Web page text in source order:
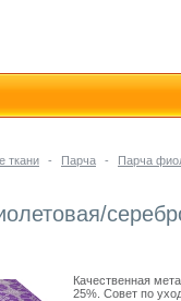
ткани - Парча - Парча
Качественная
25%. Совет по